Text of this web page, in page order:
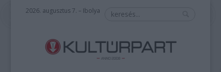
2026. augusztus 7. – Ibolya